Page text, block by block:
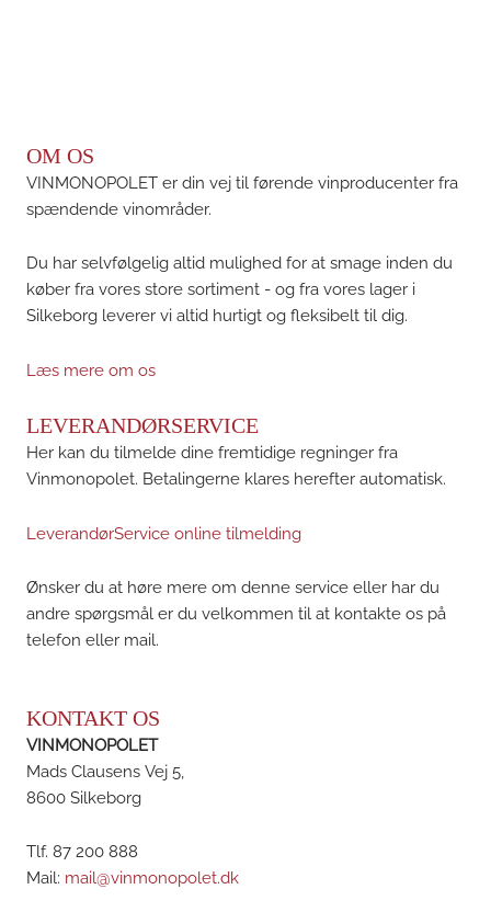
OM OS
VINMONOPOLET er din vej til førende vinproducenter fra
spændende vinområder.
Du har selvfølgelig altid mulighed for at smage inden du
køber fra vores store sortiment - og fra vores lager i
Silkeborg leverer vi altid hurtigt og fleksibelt til dig.
Læs mere om os
LEVERANDØRSERVICE
Her kan du tilmelde dine fremtidige regninger fra
Vinmonopolet. Betalingerne klares herefter automatisk.
LeverandørService online tilmelding
Ønsker du at høre mere om denne service eller har du
andre spørgsmål er du velkommen til at kontakte os på
telefon eller mail.
KONTAKT OS
VINMONOPOLET
Mads Clausens Vej 5,
8600 Silkeborg
Tlf. 87 200 888
Mail: mail@vinmonopolet.dk